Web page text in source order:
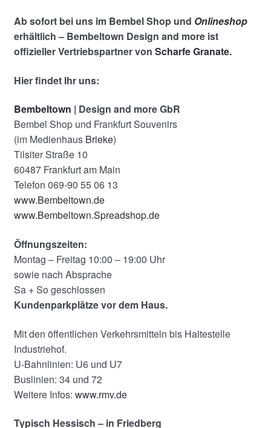
Ab sofort bei uns im Bembel Shop und Onlineshop
erhältlich – Bembeltown Design and more ist
offizieller Vertriebspartner von Scharfe Granate.
Hier findet Ihr uns:
Bembeltown | Design and more GbR
Bembel Shop und Frankfurt Souvenirs
(im Medienhaus Brieke)
Tilsiter Straße 10
60487 Frankfurt am Main
Telefon 069-90 55 06 13
www.Bembeltown.de
www.Bembeltown.Spreadshop.de
Öffnungszeiten:
Montag – Freitag 10:00 – 19:00 Uhr
sowie nach Absprache
Sa + So geschlossen
Kundenparkplätze vor dem Haus.
Mit den öffentlichen Verkehrsmitteln bis Haltestelle
Industriehof.
U-Bahnlinien: U6 und U7
Buslinien: 34 und 72
Weitere Infos: www.rmv.de
Typisch Hessisch – in Friedberg